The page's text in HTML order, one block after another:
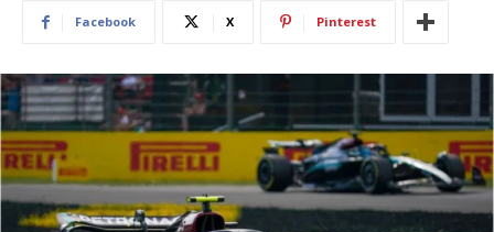
Facebook X Pinterest